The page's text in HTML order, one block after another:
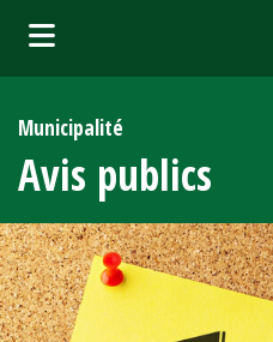
(Attraits touristiques )
(Affaires et entreprises )
Municipalité
Avis publics